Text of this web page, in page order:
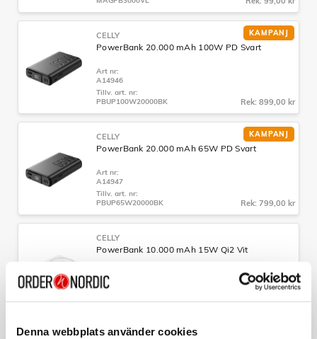
Denna webbplats använder cookies
KAMPANJ
CELLY
PowerBank 20.000 mAh 100W PD Svart
Art nr:
A14946
Tillv. art. nr:
PBUP100W20000BK
Rek: 899,00 kr
KAMPANJ
CELLY
PowerBank 20.000 mAh 65W PD Svart
Art nr:
A14947
Tillv. art. nr:
PBUP65W20000BK
Rek: 799,00 kr
CELLY
PowerBank 10.000 mAh 15W Qi2 Vit
Art nr:
A14931
MAGPB10000QI2WH
Rek: 599,00 kr